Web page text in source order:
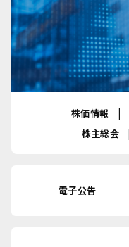
株価情報
株主総会
電子公告